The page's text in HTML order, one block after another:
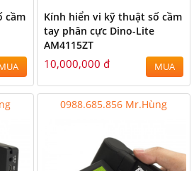
cầm
Kính hiển vi kỹ thuật số cầm
tay phân cực Dino-Lite
AM4115ZT
10,000,000 đ MUA
0988.685.856 Mr.Hùng